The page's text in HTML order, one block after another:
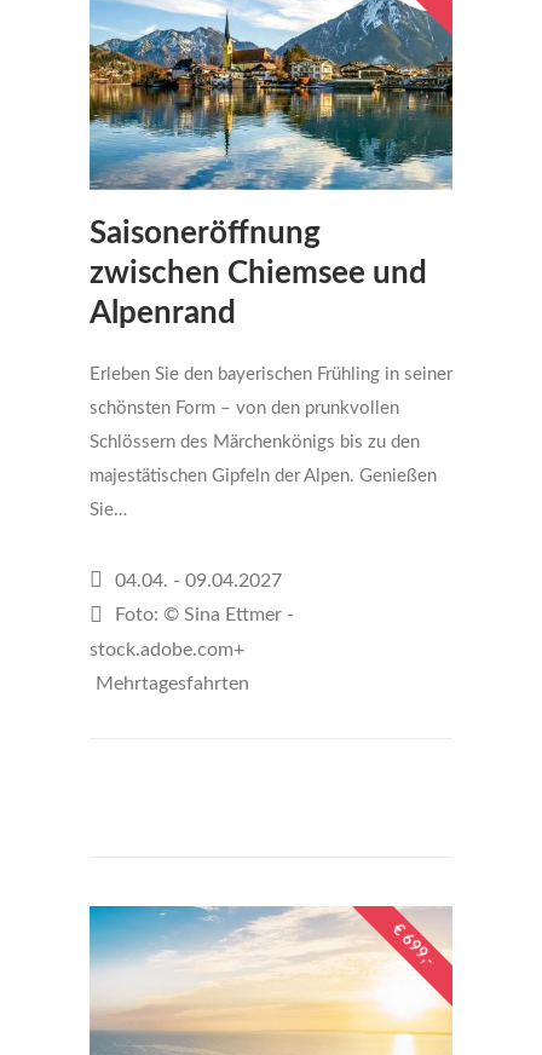
Saisoneröffnung
zwischen Chiemsee und
Alpenrand
Erleben Sie den bayerischen Frühling in seiner
schönsten Form – von den prunkvollen
Schlössern des Märchenkönigs bis zu den
majestätischen Gipfeln der Alpen. Genießen
Sie…
04.04. - 09.04.2027
Foto: © Sina Ettmer -
stock.adobe.com+
Mehrtagesfahrten
€ 699,-